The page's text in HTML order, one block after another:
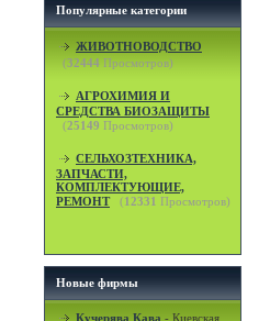
Популярные категории
ЖИВОТНОВОДСТВО
(32444 Просмотров)
АГРОХИМИЯ И
СРЕДСТВА БИОЗАЩИТЫ
(25149 Просмотров)
СЕЛЬХОЗТЕХНИКА,
ЗАПЧАСТИ,
КОМПЛЕКТУЮЩИЕ,
РЕМОНТ
(12331 Просмотров)
Новые фирмы
Кучерява Кава - Киевская,